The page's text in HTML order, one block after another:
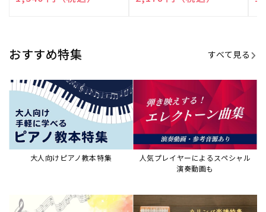
おすすめ特集 すべて見る
大人向けピアノ教本特集
人気プレイヤーによるスペシャル
演奏動画も